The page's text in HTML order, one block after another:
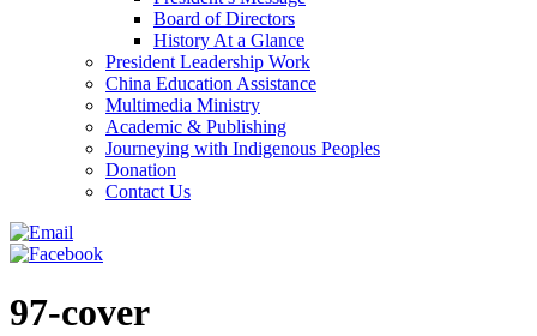
Board of Directors
History At a Glance
President Leadership Work
China Education Assistance
Multimedia Ministry
Academic & Publishing
Journeying with Indigenous Peoples
Donation
Contact Us
97-cover